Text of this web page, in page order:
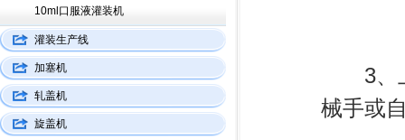
3、上
械手或
10ml口服液灌装机
灌装生产线
加塞机
轧盖机
旋盖机